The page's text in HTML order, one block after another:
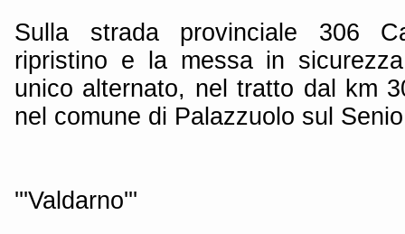
Sulla strada provinciale 306
ripristino e la messa in
unico alternato, nel tratto dal km
nel comune di Palazzuolo sul
'''Valdarno'''